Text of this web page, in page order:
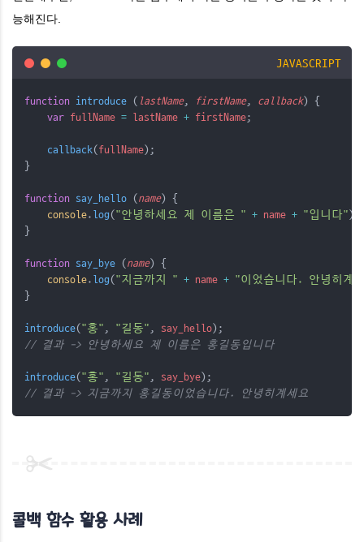
능해진다.
JAVASCRIPT
function introduce ( lastName, firstName, callback) {
var fullName = lastName + firstName;
callback( fullName);
}
function say_hello ( name) {
console. log( "안녕하세요 제 이름은 " + name + "입니다" );
}
function say_bye ( name) {
console. log( "지금까지 " + name + "이었습니다. 안녕히계
}
introduce( "홍" , "길동" , say_hello);
// 결과 -> 안녕하세요 제 이름은 홍길동입니다
introduce( "홍" , "길동" , say_bye);
// 결과 -> 지금까지 홍길동이었습니다. 안녕히계세요
콜백 함수 활용 사례